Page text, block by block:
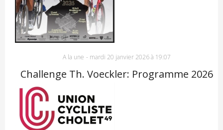
A la une - mardi 20 janvier 2026 à 19:07
Challenge Th. Voeckler: Programme 2026